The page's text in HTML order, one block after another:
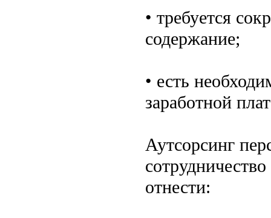
• требуется
содержание;
• есть
заработной
Аутсорсинг
отнести: